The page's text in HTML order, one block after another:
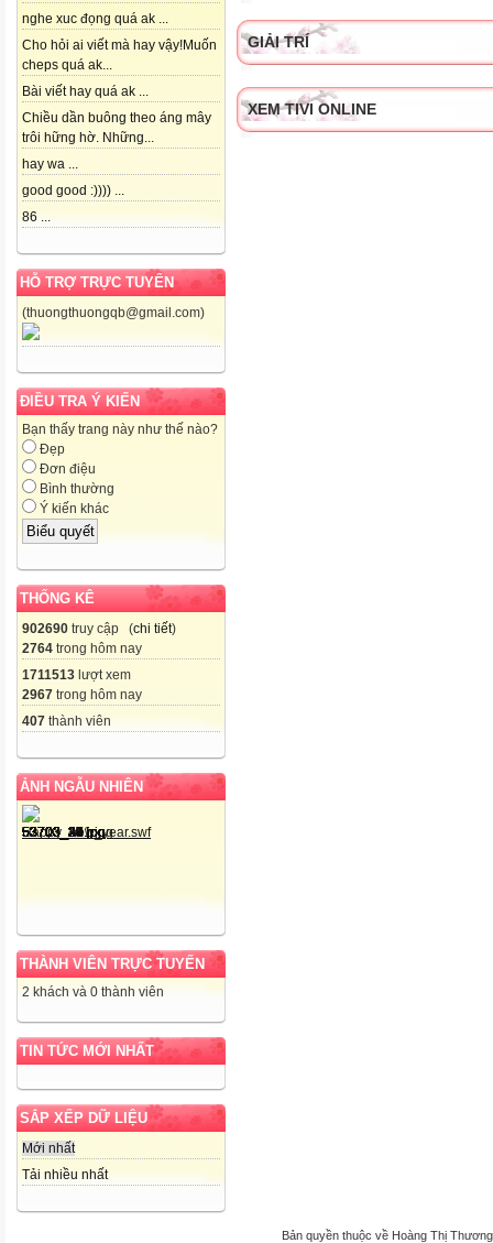
nghe xuc đọng quá ak ...
Cho hỏi ai viết mà hay vậy!Muốn
cheps quá ak...
Bài viết hay quá ak ...
Chiều dần buông theo áng mây
trôi hững hờ. Những...
hay wa ...
good good :)))) ...
86 ...
HỖ TRỢ TRỰC TUYẾN
(thuongthuongqb@gmail.com)
ĐIỀU TRA Ý KIẾN
Bạn thấy trang này như thế nào?
Đẹp
Đơn điệu
Bình thường
Ý kiến khác
THỐNG KÊ
902690 truy cập (chi tiết)
2764 trong hôm nay
1711513 lượt xem
2967 trong hôm nay
407 thành viên
ẢNH NGẪU NHIÊN
THÀNH VIÊN TRỰC TUYẾN
2 khách và 0 thành viên
TIN TỨC MỚI NHẤT
SẮP XẾP DỮ LIỆU
Mới nhất
Tải nhiều nhất
GIẢI TRÍ
XEM TIVI ONLINE
Bản quyền thuộc về Hoàng Thị